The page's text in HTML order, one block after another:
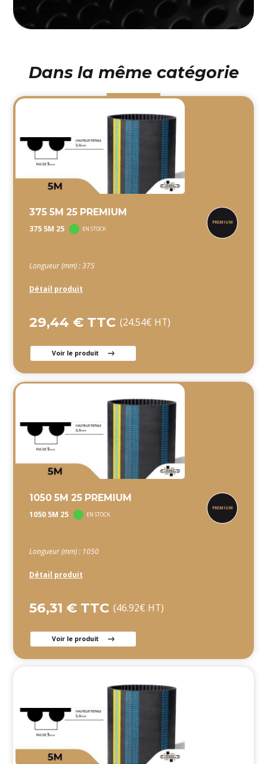
Dans la même catégorie
375 5M 25 PREMIUM
375 5M 25 EN STOCK
Longueur (mm) : 375
Détail produit
29,44 € TTC (24.54€ HT)
Voir le produit
1050 5M 25 PREMIUM
1050 5M 25 EN STOCK
Longueur (mm) : 1050
Détail produit
56,31 € TTC (46.92€ HT)
Voir le produit